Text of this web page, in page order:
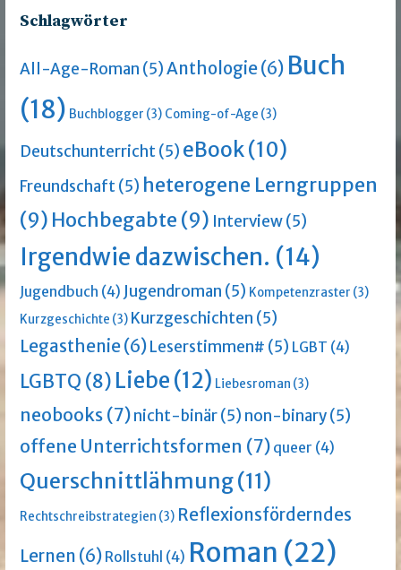
Schlagwörter
All-Age-Roman (5)Anthologie(6) Buch
(18) Buchblogger (3) Coming-of-Age (3)
Deutschunterricht(5) eBook(10)
Freundschaft(5) heterogene Lerngruppen
(9) Hochbegabte (9) Interview(5)
Irgendwie dazwischen. (14)
Jugendbuch (4) Jugendroman (5) Kompetenzraster (3)
Kurzgeschichte (3) Kurzgeschichten (5)
Legasthenie(6)Leserstimmen# (5) LGBT (4)
LGBTQ (8) Liebe(12) Liebesroman (3)
neobooks (7)nicht-binär(5) non-binary(5)
offene Unterrichtsformen (7) queer (4)
Querschnittlähmung(11)
Rechtschreibstrategien (3) Reflexionsförderndes
Lernen (6) Rollstuhl (4) Roman (22)